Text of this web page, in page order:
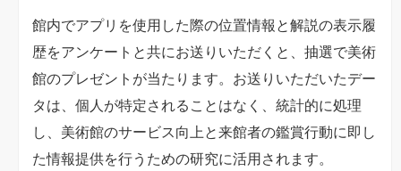
し
た
は
館内でアプリを使用した際の位置情報と解説の表示履
歴をアンケートと共にお送りいただくと、抽選で美術
館のプレゼントが当たります。お送りいただいたデー
タは、個人が特定されることはなく、統計的に処理
し、美術館のサービス向上と来館者の鑑賞行動に即し
た情報提供を行うための研究に活用されます。